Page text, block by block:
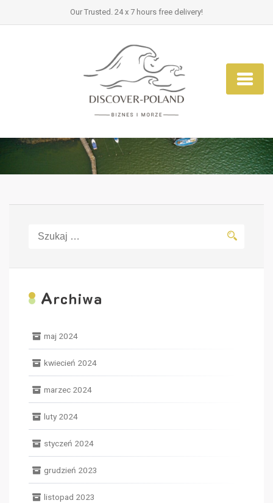
Our Trusted. 24 x 7 hours free delivery!
Archiwa
maj 2024
kwiecień 2024
marzec 2024
luty 2024
styczeń 2024
grudzień 2023
listopad 2023